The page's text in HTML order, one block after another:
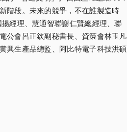
階段。未來的競爭，不在誰製造時
經理、慧通智聯謝仁賢總經理、聯
公會呂正欽副秘書長、資策會林玉凡
興生產品總監、阿比特電子科技洪碩